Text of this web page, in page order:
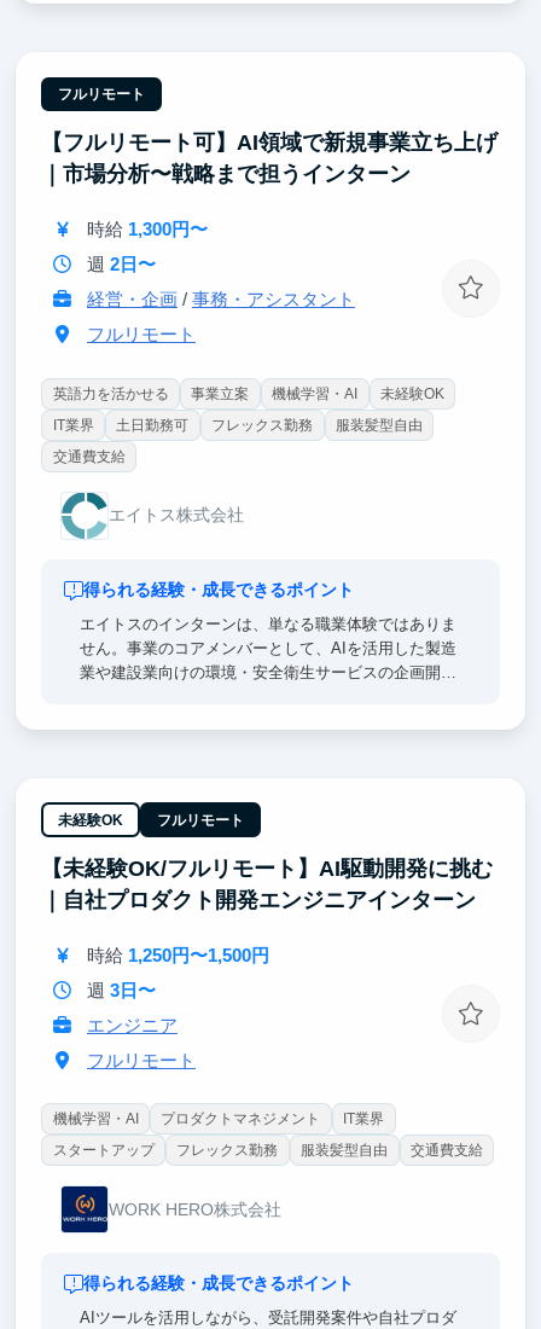
フルリモート
【フルリモート可】AI領域で新規事業立ち上げ
｜市場分析〜戦略まで担うインターン
時給 1,300円〜
週 2日〜
経営・企画/ 事務・アシスタント
フルリモート
英語力を活かせる 事業立案 機械学習・AI
未経験OK
IT業界
土日勤務可 フレックス勤務
服装髪型自由
交通費支給
エイトス株式会社
得られる経験・成長できるポイント
エイトスのインターンは、単なる職業体験ではありま
せん。事業のコアメンバーとして、AIを活用した製造
業や建設業向けの環境・安全衛生サービスの企画開発
未経験OK フルリモート
【未経験OK/フルリモート】AI駆動開発に挑む
｜自社プロダクト開発エンジニアインターン
時給 1,250円〜1,500円
週 3日〜
エンジニア
フルリモート
機械学習・AI プロダクトマネジメント
IT業界
スタートアップ
フレックス勤務 服装髪型自由 交通費支給
WORK HERO株式会社
得られる経験・成長できるポイント
AIツールを活用しながら、受託開発案件や自社プロダ